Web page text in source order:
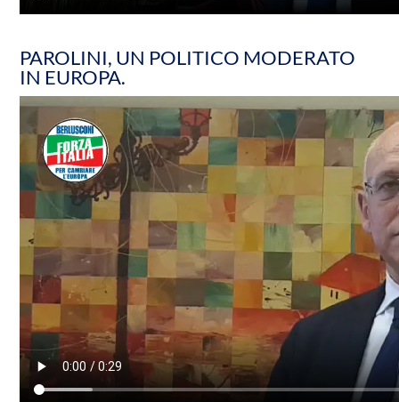
PAROLINI, UN POLITICO MODERATO
IN EUROPA.